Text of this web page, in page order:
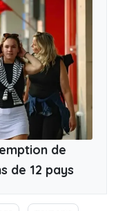
de
de 12 pays